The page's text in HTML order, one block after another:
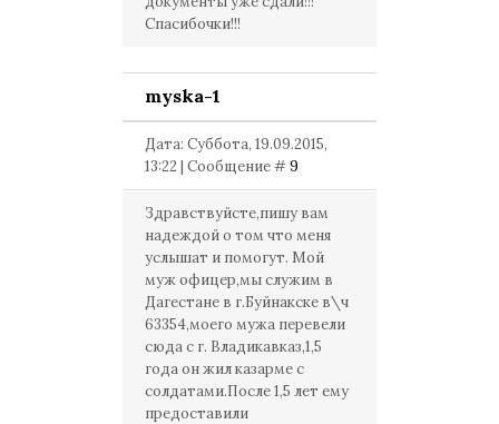
Спасибочки!!!
myska-1
Дата: Суббота, 19.09.2015,
13:22 | Сообщение #9
Здравствуйсте,пишу вам
надеждой о том что меня
услышат и помогут. Мой
муж офицер,мы служим в
Дагестане в г.Буйнакске в\ч
63354,моего мужа перевели
сюда с г. Владикавказ,1,5
года он жил казарме с
солдатами.После 1,5 лет ему
предоставили